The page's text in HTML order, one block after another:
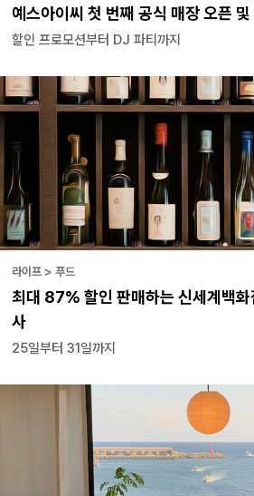
예스아이씨 첫 번째 공식 매장 오픈
할인 프로모션부터 DJ 파티까지
라이프 > 푸드
최대 87% 할인 판매하는 신세계백화
사
25일부터 31일까지